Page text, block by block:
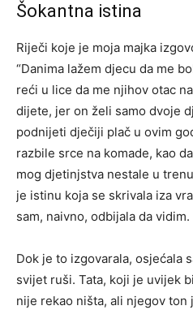
Šokantna istina
Riječi koje je moja majka
“Danima lažem djecu da me
reći u lice da me njihov otac
dijete, jer on želi samo dvoje
podnijeti dječiji plač u ovim
razbile srce na komade, kao
mog djetinjstva nestale u
je istinu koja se skrivala iza
sam, naivno, odbijala da vidim.
Dok je to izgovarala, osjećala
svijet ruši. Tata, koji je uvijek
nije rekao ništa, ali njegov